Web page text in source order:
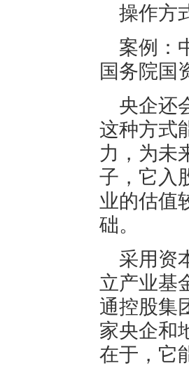
操作方
案例：
国务院国
央企还
这种方式
力，为未
子，它入
业的估值
础。
采用资
立产业基
通控股集
家央企和
在于，它